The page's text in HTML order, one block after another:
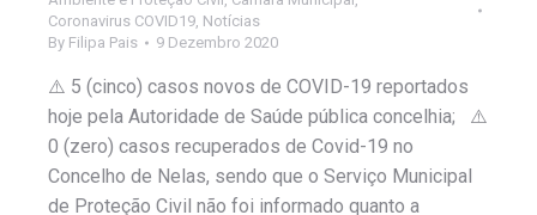
Coronavirus COVID19, Notícias
By Filipa Pais 9 Dezembro 2020
⚠️ 5 (cinco) casos novos de COVID-19 reportados
hoje pela Autoridade de Saúde pública concelhia; ⚠️
0 (zero) casos recuperados de Covid-19 no
Concelho de Nelas, sendo que o Serviço Municipal
de Proteção Civil não foi informado quanto a